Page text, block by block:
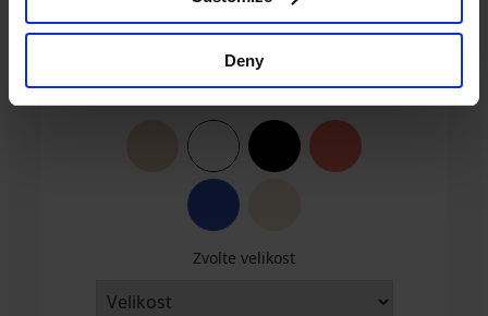
Deny
Podprsenka Sophie I. Polovyztužená
1 389 Kč
Zvolte velikost